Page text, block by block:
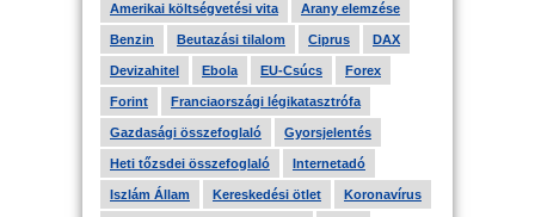
Amerikai költségvetési vita Arany elemzése
Benzin Beutazási tilalom Ciprus DAX
Devizahitel Ebola EU-Csúcs Forex
Forint Franciaországi légikatasztrófa
Gazdasági összefoglaló Gyorsjelentés
Heti tőzsdei összefoglaló Internetadó
Iszlám Állam Kereskedési ötlet Koronavírus